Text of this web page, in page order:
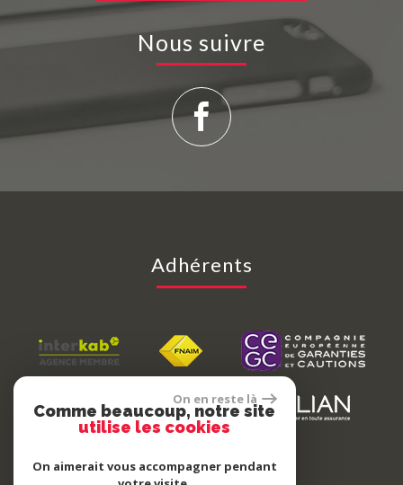
Nous suivre
Adhérents
On en reste là
Comme beaucoup, notre site
utilise les cookies
On aimerait vous accompagner pendant